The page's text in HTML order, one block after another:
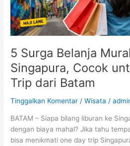
5 Surga Belanja
Singapura, Cocok
Trip dari Batam
Tinggalkan Komentar /Wisata /
BATAM – Siapa bilang liburan ke
dengan biaya mahal? Jika tahu
bisa menikmati one day trip
Day
Trip
dari
Batam